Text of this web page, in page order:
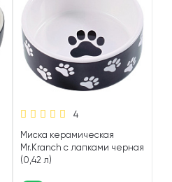
4
Миска керамическая
Mr.Kranch с лапками черная
(0,42 л)